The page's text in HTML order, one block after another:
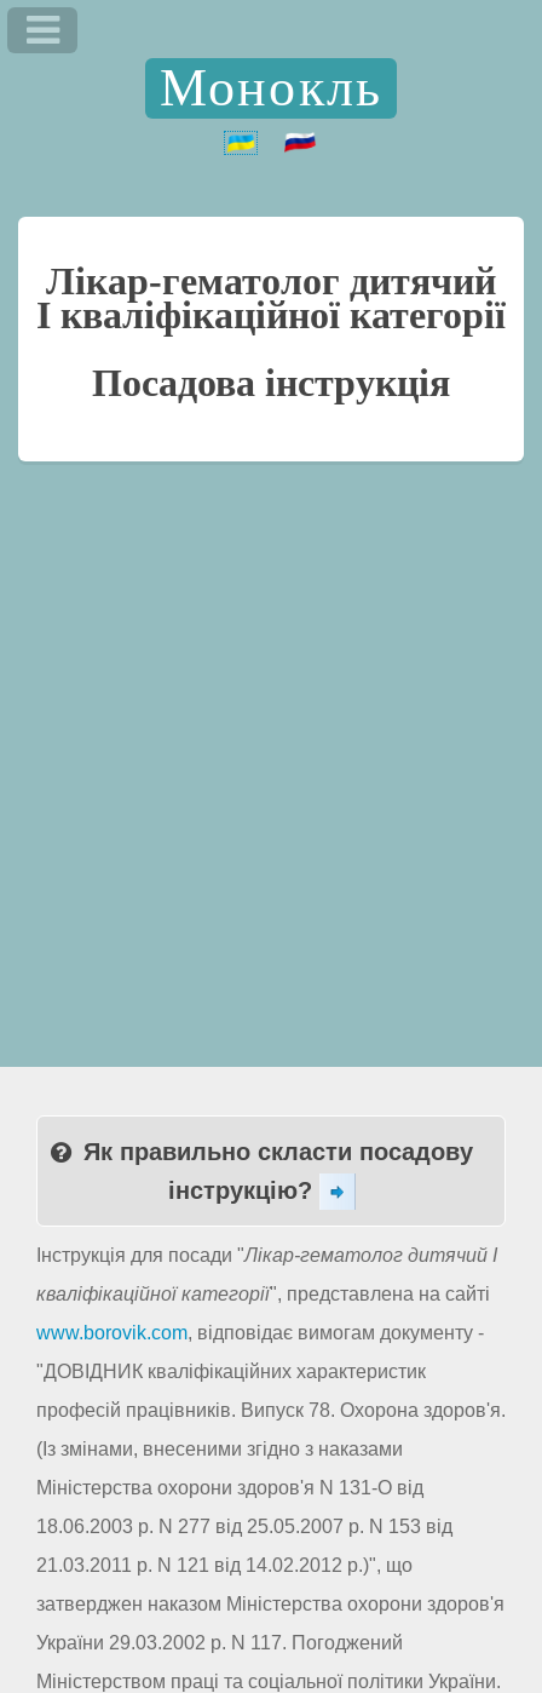
Монокль
Лікар-гематолог дитячий
I кваліфікаційної категорії
Посадова інструкція
Як правильно скласти посадову
інструкцію?
Інструкція для посади "Лікар-гематолог дитячий I
кваліфікаційної категорії", представлена на сайті
www.borovik.com, відповідає вимогам документу -
"ДОВІДНИК кваліфікаційних характеристик
професій працівників. Випуск 78. Охорона здоров'я.
(Із змінами, внесеними згідно з наказами
Міністерства охорони здоров'я N 131-О від
18.06.2003 р. N 277 від 25.05.2007 р. N 153 від
21.03.2011 р. N 121 від 14.02.2012 р.)", що
затверджен наказом Міністерства охорони здоров'я
України 29.03.2002 р. N 117. Погоджений
Міністерством праці та соціальної політики України.